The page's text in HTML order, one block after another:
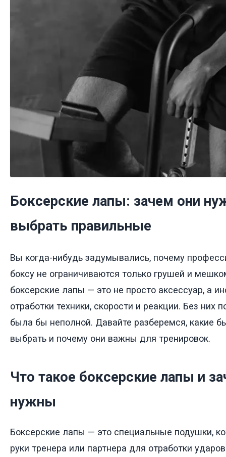
Боксерские лапы: зачем они
выбрать правильные
Вы когда-нибудь задумывались, почему
боксу не ограничиваются только грушей и
боксерские лапы — это не просто аксессуар, а
отработки техники, скорости и реакции. Без них
была бы неполной. Давайте разберемся, какие
выбрать и почему они важны для тренировок.
Что такое боксерские лапы и
нужны
Боксерские лапы — это специальные подушки,
руки тренера или партнера для отработки